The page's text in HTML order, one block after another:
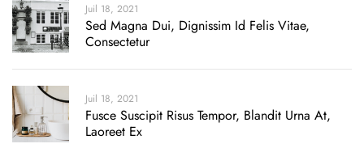
Juil 18, 2021
Sed Magna Dui, Dignissim Id Felis Vitae,
Consectetur
Juil 18, 2021
Fusce Suscipit Risus Tempor, Blandit Urna At,
Laoreet Ex